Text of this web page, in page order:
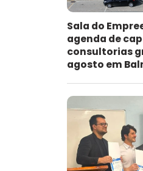
Sala do
agenda de
consultorias
agosto em